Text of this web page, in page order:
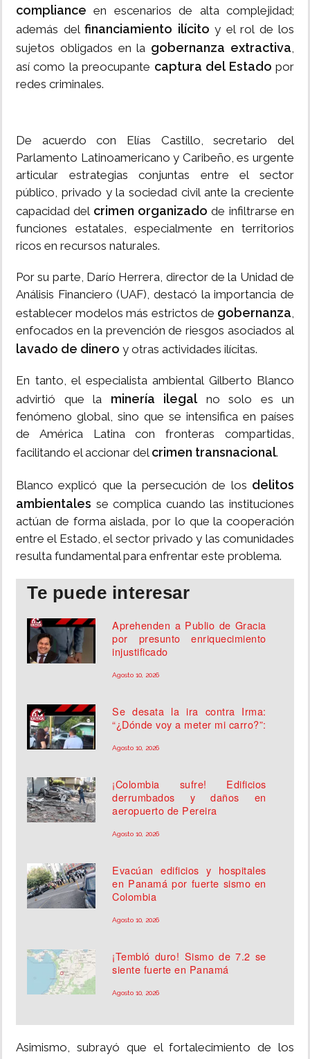
compliance en escenarios de alta complejidad;
además del financiamiento ilícito y el rol de los
sujetos obligados en la gobernanza extractiva,
así como la preocupante captura del Estado por
redes criminales.
De acuerdo con Elías Castillo, secretario del
Parlamento Latinoamericano y Caribeño, es urgente
articular estrategias conjuntas entre el sector
público, privado y la sociedad civil ante la creciente
capacidad del crimen organizado de infiltrarse en
funciones estatales, especialmente en territorios
ricos en recursos naturales.
Por su parte, Darío Herrera, director de la Unidad de
Análisis Financiero (UAF), destacó la importancia de
establecer modelos más estrictos de gobernanza,
enfocados en la prevención de riesgos asociados al
lavado de dinero y otras actividades ilícitas.
En tanto, el especialista ambiental Gilberto Blanco
advirtió que la minería ilegalno solo es un
fenómeno global, sino que se intensifica en países
de América Latina con fronteras compartidas,
facilitando el accionar del crimen transnacional.
Blanco explicó que la persecución de los delitos
ambientales se complica cuando las instituciones
actúan de forma aislada, por lo que la cooperación
entre el Estado, el sector privado y las comunidades
resulta fundamental para enfrentar este problema.
Te puede interesar
Aprehenden a Publio de Gracia
por presunto enriquecimiento
injustificado
Agosto 10, 2026
Se desata la ira contra Irma:
“¿Dónde voy a meter mi carro?”:
Agosto 10, 2026
¡Colombia sufre! Edificios
derrumbados y daños en
aeropuerto de Pereira
Agosto 10, 2026
Evacúan edificios y hospitales
en Panamá por fuerte sismo en
Colombia
Agosto 10, 2026
¡Tembló duro! Sismo de 7.2 se
siente fuerte en Panamá
Agosto 10, 2026
Asimismo, subrayó que el fortalecimiento de los